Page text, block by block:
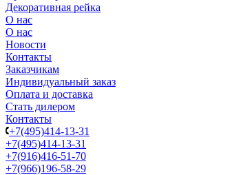
Декоративная рейка
О нас
О нас
Новости
Контакты
Заказчикам
Индивидуальный заказ
Оплата и доставка
Стать дилером
Контакты
+7(495)414-13-31
+7(495)414-13-31
+7(916)416-51-70
+7(966)196-58-29